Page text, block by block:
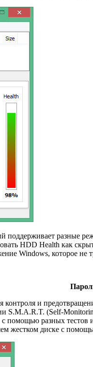
поддерживает разные
HDD Health как
Windows, которое не
и
S.M.A.R.T. (Self-
помощью разных
жестком диске с